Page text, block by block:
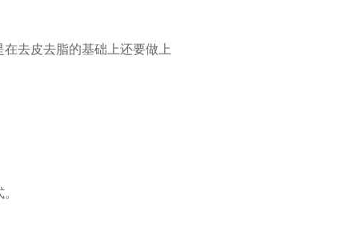
去皮去脂的基础上还要做上